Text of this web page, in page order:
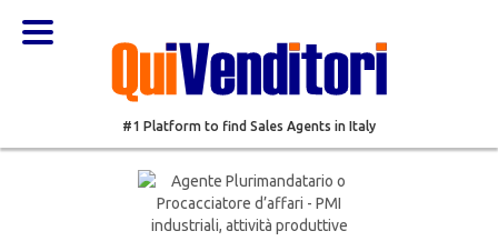
#1 Platform to find Sales Agents in Italy